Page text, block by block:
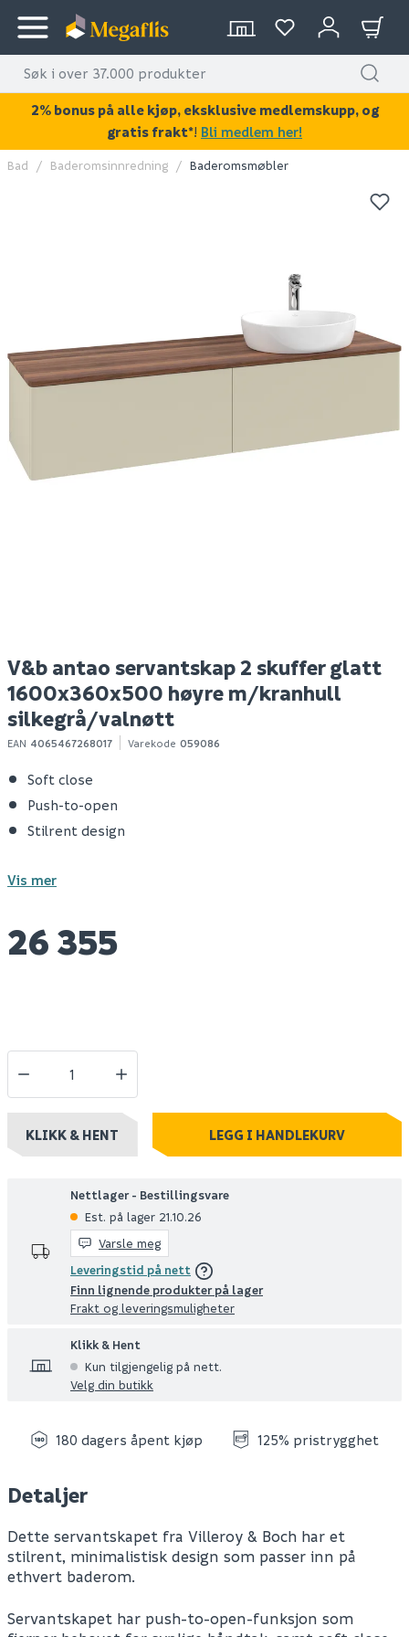
KAN DISSE VÆRE AV INTERESSE?
Bad Baderomsinnredning Baderomsmøbler
V&b antao servantskap 2 skuffer glatt
1600x360x500 høyre m/kranhull
silkegrå/valnøtt
EAN 4065467268017 Varekode 059086
Soft close
Push-to-open
Stilrent design
Vis mer
26 355
KLIKK & HENT LEGG I HANDLEKURV
Nettlager - Bestillingsvare
Est. på lager 21.10.26
Varsle meg
Leveringstid på nett
Finn lignende produkter på lager
Frakt og leveringsmuligheter
Klikk & Hent
Kun tilgjengelig på nett.
Velg din butikk
180 dagers åpent kjøp 125% pristrygghet
Detaljer
Dette servantskapet fra Villeroy & Boch har et
stilrent, minimalistisk design som passer inn på
ethvert baderom.
Servantskapet har push-to-open-funksjon som
2% bonus på alle kjøp, eksklusive medlemskupp, og
gratis frakt*! Bli medlem her!